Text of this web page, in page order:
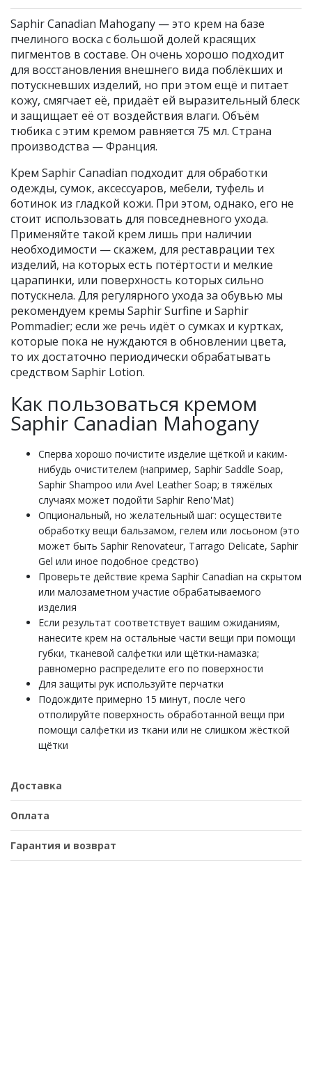
Saphir Canadian Mahogany — это крем на базе
пчелиного воска с большой долей красящих
пигментов в составе. Он очень хорошо подходит
для восстановления внешнего вида поблёкших и
потускневших изделий, но при этом ещё и питает
кожу, смягчает её, придаёт ей выразительный блеск
и защищает её от воздействия влаги. Объём
тюбика с этим кремом равняется 75 мл. Страна
производства — Франция.
Крем Saphir Canadian подходит для обработки
одежды, сумок, аксессуаров, мебели, туфель и
ботинок из гладкой кожи. При этом, однако, его не
стоит использовать для повседневного ухода.
Применяйте такой крем лишь при наличии
необходимости — скажем, для реставрации тех
изделий, на которых есть потёртости и мелкие
царапинки, или поверхность которых сильно
потускнела. Для регулярного ухода за обувью мы
рекомендуем кремы Saphir Surfine и Saphir
Pommadier; если же речь идёт о сумках и куртках,
которые пока не нуждаются в обновлении цвета,
то их достаточно периодически обрабатывать
средством Saphir Lotion.
Как пользоваться кремом
Saphir Canadian Mahogany
Сперва хорошо почистите изделие щёткой и каким-
нибудь очистителем (например, Saphir Saddle Soap,
Saphir Shampoo или Avel Leather Soap; в тяжёлых
случаях может подойти Saphir Reno'Mat)
Опциональный, но желательный шаг: осуществите
обработку вещи бальзамом, гелем или лосьоном (это
может быть Saphir Renovateur, Tarrago Delicate, Saphir
Gel или иное подобное средство)
Проверьте действие крема Saphir Canadian на скрытом
или малозаметном участие обрабатываемого
изделия
Если результат соответствует вашим ожиданиям,
нанесите крем на остальные части вещи при помощи
губки, тканевой салфетки или щётки-намазка;
равномерно распределите его по поверхности
Для защиты рук используйте перчатки
Подождите примерно 15 минут, после чего
отполируйте поверхность обработанной вещи при
помощи салфетки из ткани или не слишком жёсткой
щётки
Доставка
Оплата
Гарантия и возврат